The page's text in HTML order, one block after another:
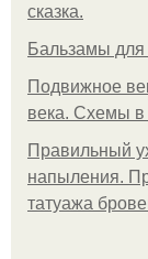
сказка.
Бальзамы для
Подвижное
века. Схемы в
Правильный
напыления.
татуажа